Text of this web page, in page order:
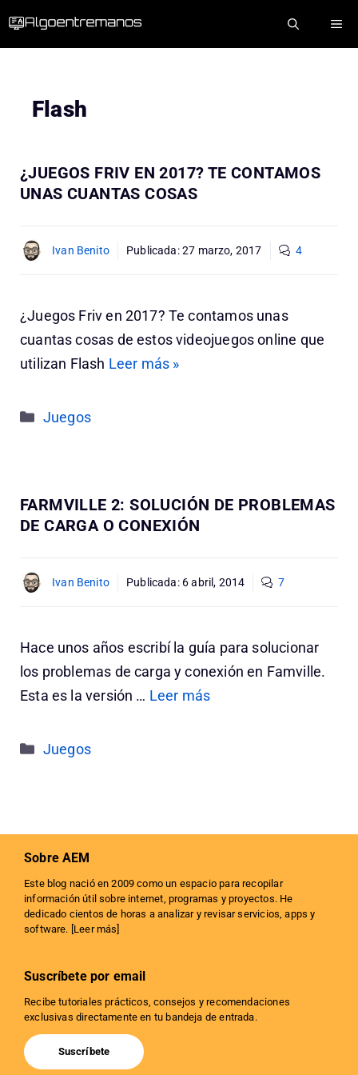
Flash
¿JUEGOS FRIV EN 2017? TE CONTAMOS
UNAS CUANTAS COSAS
Ivan Benito Publicada:27 marzo, 2017 4
¿Juegos Friv en 2017? Te contamos unas
cuantas cosas de estos videojuegos online que
utilizan Flash Leer más »
Categorías
Juegos
FARMVILLE 2: SOLUCIÓN DE PROBLEMAS
DE CARGA O CONEXIÓN
Ivan Benito Publicada: 6 abril, 2014 7
Hace unos años escribí la guía para solucionar
los problemas de carga y conexión en Famville.
Esta es la versión … Leer más
Categorías
Juegos
Sobre AEM
Este blog nació en 2009 como un espacio para recopilar
información útil sobre internet, programas y proyectos. He
dedicado cientos de horas a analizar y revisar servicios, apps y
software. [ Leer más
Suscríbete por email
Recibe tutoriales prácticos, consejos y recomendaciones
exclusivas directamente en tu bandeja de entrada.
Suscríbete